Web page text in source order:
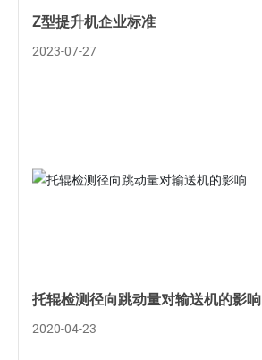
Z型提升机企业标准
2023-07-27
托辊检测径向跳动量对输送机的影响
2020-04-23